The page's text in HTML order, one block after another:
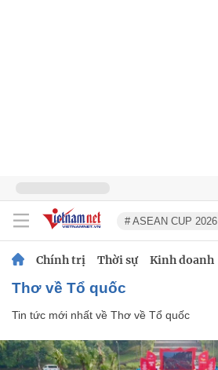
# ASEAN CUP 2026
Chính trị Thời sự Kinh doanh
Thơ về Tổ quốc
Tin tức mới nhất về Thơ về Tổ quốc